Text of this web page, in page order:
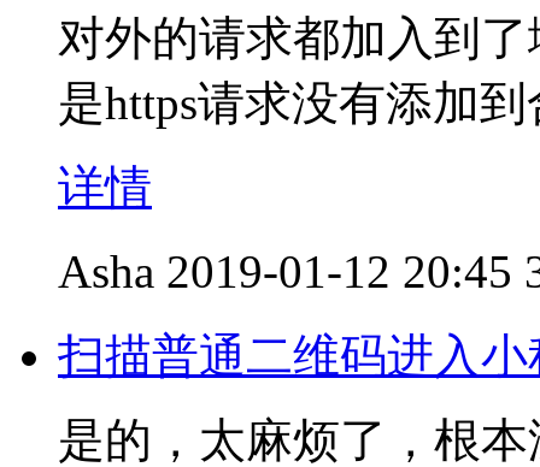
对外的请求都加入到
是https请求没有添加
详情
Asha 2019-01-12 20:45
扫描普通二维码进入
是的，太麻烦了，根